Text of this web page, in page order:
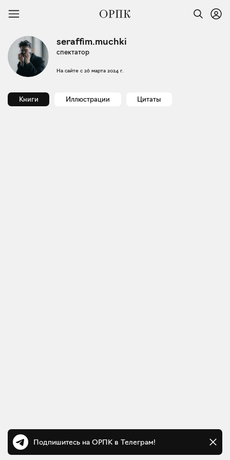
seraffim.muchki
спектатор
На сайте с 26 марта 2024 г.
Книги Иллюстрации Цитаты
Подпишитесь на ОРПК в Телеграм!